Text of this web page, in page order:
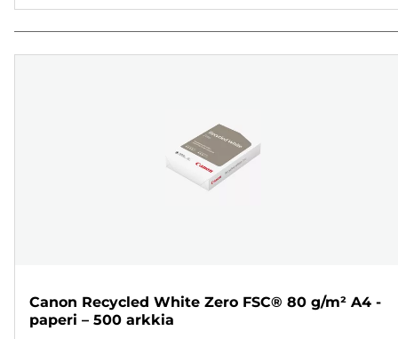
Canon Recycled White Zero FSC® 80 g/m² A4 -
paperi – 500 arkkia